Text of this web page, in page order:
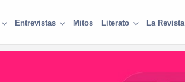
Entrevistas Mitos Literato La Revista